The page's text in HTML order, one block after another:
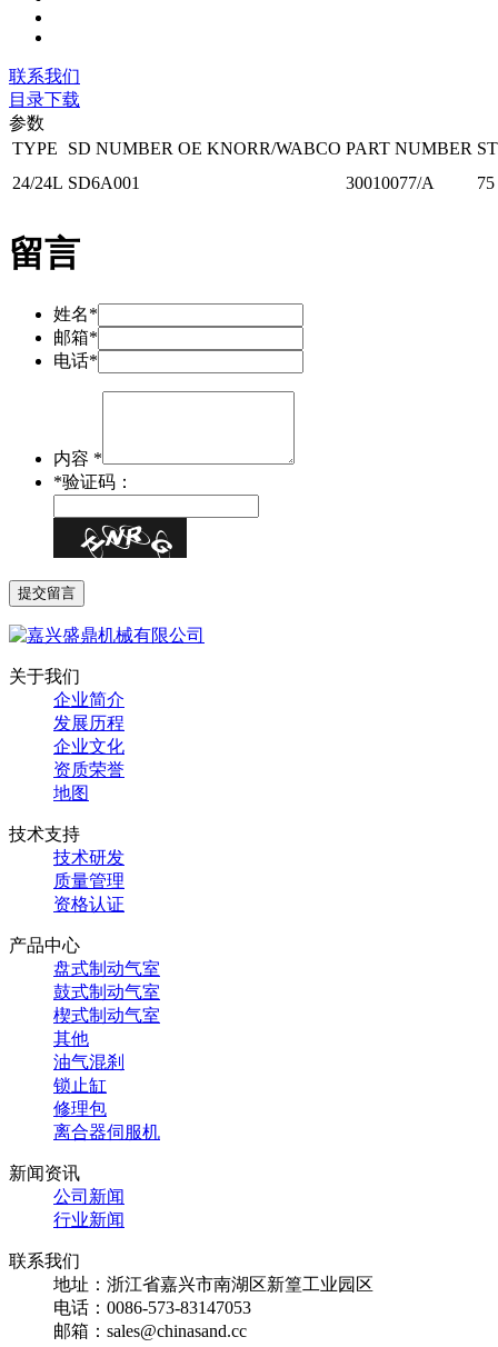
联系我们
目录下载
参数
TYPE
SD NUMBER OE KNORR/WABCO PART NUMBER
24/24L SD6A001 30010077/A 75
留言
姓名*
邮箱*
电话*
内容 *
*验证码：
关于我们
企业简介
发展历程
企业文化
资质荣誉
地图
技术支持
技术研发
质量管理
资格认证
产品中心
盘式制动气室
鼓式制动气室
楔式制动气室
其他
油气混刹
锁止缸
修理包
离合器伺服机
新闻资讯
公司新闻
行业新闻
联系我们
地址：浙江省嘉兴市南湖区新篁工业园区
电话：0086-573-83147053
邮箱：sales@chinasand.cc